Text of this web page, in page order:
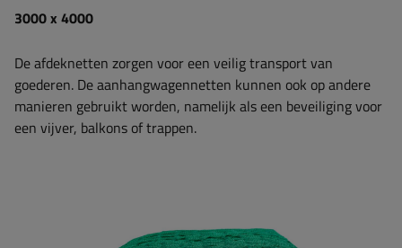
3000 x 4000
De afdeknetten zorgen voor een veilig transport van
goederen. De aanhangwagennetten kunnen ook op andere
manieren gebruikt worden, namelijk als een beveiliging voor
een vijver, balkons of trappen.